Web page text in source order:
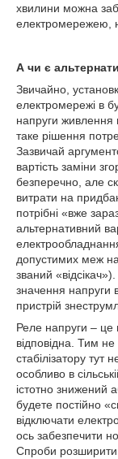
хвилини можна
електромережею,
А чи є
Звичайно,
електромережі в
напруги живлення
таке рішення
Зазвичай
вартість заміни
безперечно, але
витрати на
потрібні «вже
альтернативний
допустимих меж
званий
значення напруги
пристрій
Реле напруги – це
відповідна. Тим
стабілізатору
особливо в
істотно знижений
будете постійно
відключати
ось забезпечити
Спроби розширити